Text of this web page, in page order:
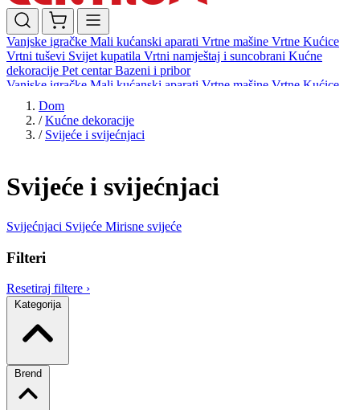
Vanjske igračke Mali kućanski aparati Vrtne mašine Vrtne Kućice
Vrtni tuševi Svijet kupatila Vrtni namještaj i suncobrani Kućne
dekoracije Pet centarBazeni i pribor
Vanjske igračke Mali kućanski aparati Vrtne mašine Vrtne Kućice
Vrtni tuševi
dekoracijePet centar Bazeni i pribor
Dom
/ Kućne dekoracije
/ Svijeće i svijećnjaci
Svijeće i svijećnjaci
Svijećnjaci Svijeće Mirisne svijeće
Filteri
Resetiraj filtere ›
Kategorija
Brend